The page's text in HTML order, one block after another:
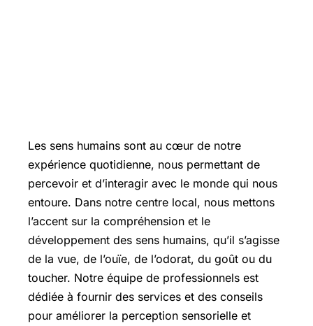
Les sens humains sont au cœur de notre
expérience quotidienne, nous permettant de
percevoir et d’interagir avec le monde qui nous
entoure. Dans notre centre local, nous mettons
l’accent sur la compréhension et le
développement des sens humains, qu’il s’agisse
de la vue, de l’ouïe, de l’odorat, du goût ou du
toucher. Notre équipe de professionnels est
dédiée à fournir des services et des conseils
pour améliorer la perception sensorielle et